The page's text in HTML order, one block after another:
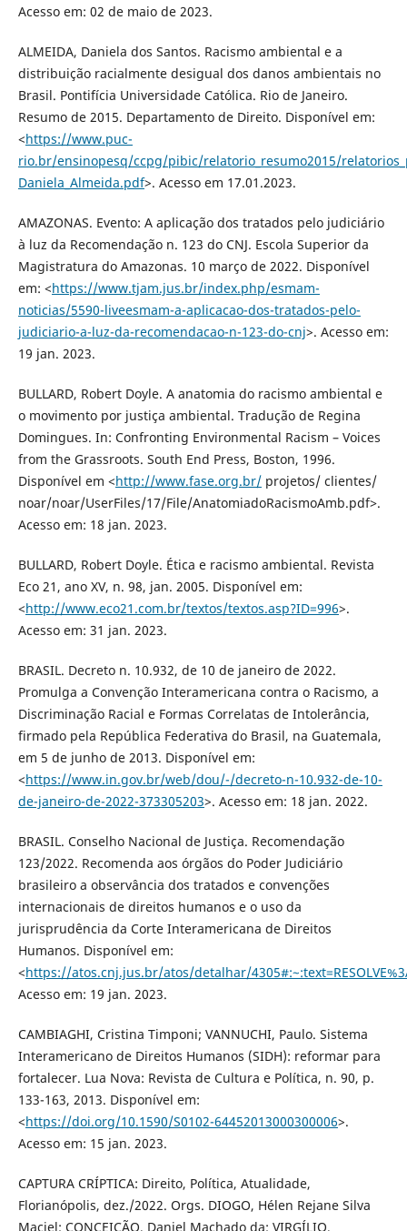
Acesso em: 02 de maio de 2023.
ALMEIDA, Daniela dos Santos. Racismo ambiental e a
distribuição racialmente desigual dos danos ambientais no
Brasil. Pontifícia Universidade Católica. Rio de Janeiro.
Resumo de 2015. Departamento de Direito. Disponível em:
<https://www.puc-
rio.br/ensinopesq/ccpg/pibic/relatorio_resumo2015/
Daniela_Almeida.pdf>. Acesso em 17.01.2023.
AMAZONAS. Evento: A aplicação dos tratados pelo judiciário
à luz da Recomendação n. 123 do CNJ. Escola Superior da
Magistratura do Amazonas. 10 março de 2022. Disponível
em: <https://www.tjam.jus.br/index.php/esmam-
noticias/5590-liveesmam-a-aplicacao-dos-tratados-pelo-
judiciario-a-luz-da-recomendacao-n-123-do-cnj>. Acesso em:
19 jan. 2023.
BULLARD, Robert Doyle. A anatomia do racismo ambiental e
o movimento por justiça ambiental. Tradução de Regina
Domingues. In: Confronting Environmental Racism – Voices
from the Grassroots. South End Press, Boston, 1996.
Disponível em <http://www.fase.org.br/projetos/ clientes/
noar/noar/UserFiles/17/File/AnatomiadoRacismoAmb.pdf˃.
Acesso em: 18 jan. 2023.
BULLARD, Robert Doyle. Ética e racismo ambiental. Revista
Eco 21, ano XV, n. 98, jan. 2005. Disponível em:
<http://www.eco21.com.br/textos/textos.asp?ID=996>.
Acesso em: 31 jan. 2023.
BRASIL. Decreto n. 10.932, de 10 de janeiro de 2022.
Promulga a Convenção Interamericana contra o Racismo, a
Discriminação Racial e Formas Correlatas de Intolerância,
firmado pela República Federativa do Brasil, na Guatemala,
em 5 de junho de 2013. Disponível em:
<https://www.in.gov.br/web/dou/-/decreto-n-10.932-de-10-
de-janeiro-de-2022-373305203>. Acesso em: 18 jan. 2022.
BRASIL. Conselho Nacional de Justiça. Recomendação
123/2022. Recomenda aos órgãos do Poder Judiciário
brasileiro a observância dos tratados e convenções
internacionais de direitos humanos e o uso da
jurisprudência da Corte Interamericana de Direitos
Humanos. Disponível em:
<https://atos.cnj.jus.br/atos/detalhar/
Acesso em: 19 jan. 2023.
CAMBIAGHI, Cristina Timponi; VANNUCHI, Paulo. Sistema
Interamericano de Direitos Humanos (SIDH): reformar para
fortalecer. Lua Nova: Revista de Cultura e Política, n. 90, p.
133-163, 2013. Disponível em:
<https://doi.org/10.1590/S0102-64452013000300006>.
Acesso em: 15 jan. 2023.
CAPTURA CRÍPTICA: Direito, Política, Atualidade,
Florianópolis, dez./2022. Orgs. DIOGO, Hélen Rejane Silva
Maciel; CONCEIÇÃO, Daniel Machado da; VIRGÍLIO,